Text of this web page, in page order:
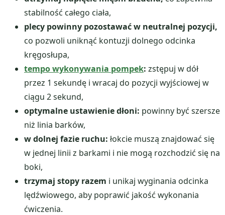
stabilność całego ciała,
plecy powinny pozostawać w neutralnej pozycji,
co pozwoli uniknąć kontuzji dolnego odcinka
kręgosłupa,
tempo wykonywania pompek: zstępuj w dół
przez 1 sekundę i wracaj do pozycji wyjściowej w
ciągu 2 sekund,
optymalne ustawienie dłoni: powinny być szersze
niż linia barków,
w dolnej fazie ruchu: łokcie muszą znajdować się
w jednej linii z barkami i nie mogą rozchodzić się na
boki,
trzymaj stopy razem i unikaj wyginania odcinka
lędźwiowego, aby poprawić jakość wykonania
ćwiczenia.